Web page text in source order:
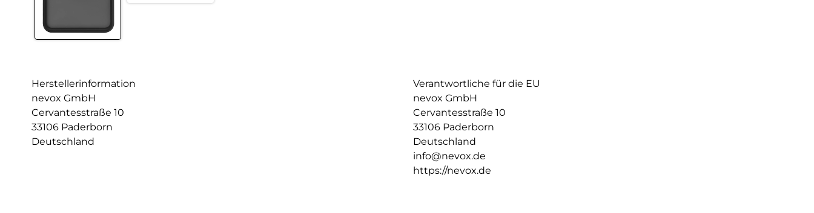
Herstellerinformation
nevox GmbH
Cervantesstraße 10
33106 Paderborn
Deutschland
Verantwortliche für die EU
nevox GmbH
Cervantesstraße 10
33106 Paderborn
Deutschland
info@nevox.de
https://nevox.de